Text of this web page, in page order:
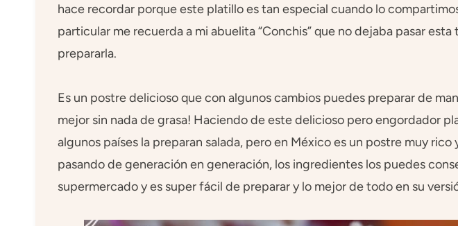
hace recordar porque este platillo es tan especial cuando lo
particular me recuerda a mi abuelita “Conchis” que no dejaba pasar esta
prepararla.
Es un postre delicioso que con algunos cambios puedes preparar de
mejor sin nada de grasa! Haciendo de este delicioso pero engordador
algunos países la preparan salada, pero en México es un postre muy rico
pasando de generación en generación, los ingredientes los puedes
supermercado y es super fácil de preparar y lo mejor de todo en su